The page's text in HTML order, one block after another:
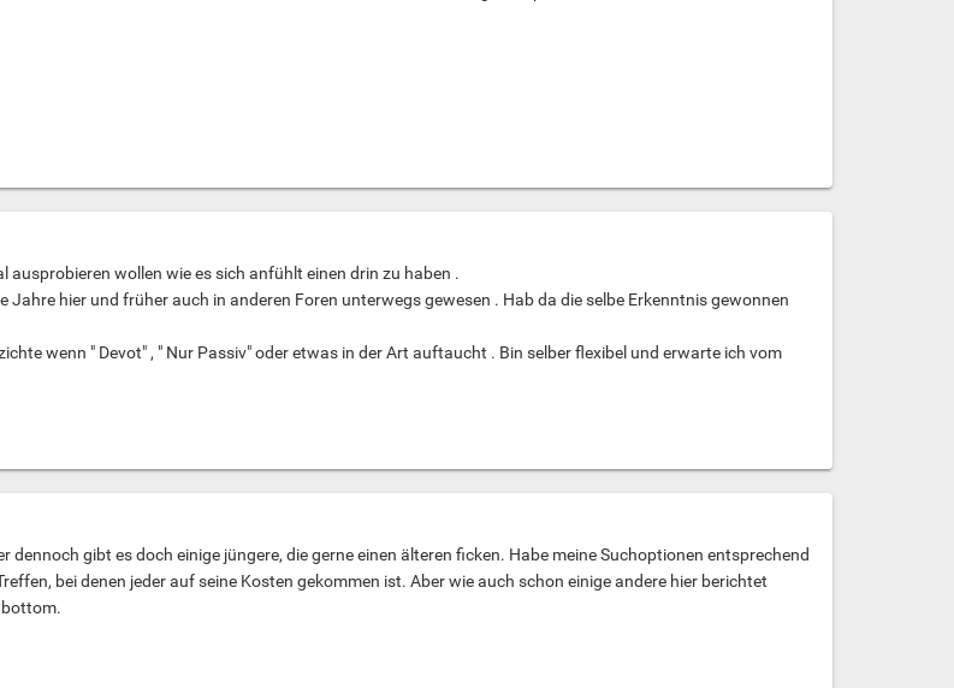
ausprobieren wollen wie es sich anfühlt einen drin zu haben .
Jahre hier und früher auch in anderen Foren unterwegs gewesen . Hab da die selbe Erkenntnis gewonnen
wenn " Devot" , " Nur Passiv" oder etwas in der Art auftaucht . Bin selber flexibel und erwarte ich vom
dennoch gibt es doch einige jüngere, die gerne einen älteren ficken. Habe meine Suchoptionen entsprechend
bei denen jeder auf seine Kosten gekommen ist. Aber wie auch schon einige andere hier berichtet
bottom.